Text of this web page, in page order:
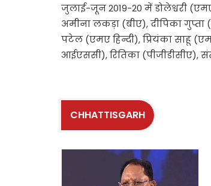
जुलाई-जून 2019-20 में डोलेश्वरी
अमीना लकड़ा (बीए), दीपिका गुप्ता
पटेल (एमए हिन्दी), प्रियंका साहू
आईएससी), रितिका (पीजीडीसीए),
CHHATTISGARH